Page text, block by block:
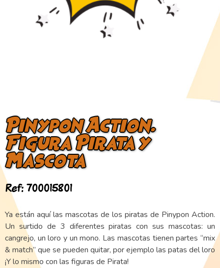
Pinypon Action.
Figura Pirata y
Mascota
Ref: 700015801
Ya están aquí las mascotas de los piratas de Pinypon Action.
Un surtido de 3 diferentes piratas con sus mascotas: un
cangrejo, un loro y un mono. Las mascotas tienen partes “mix
& match” que se pueden quitar, por ejemplo las patas del loro
¡Y lo mismo con las figuras de Pirata!